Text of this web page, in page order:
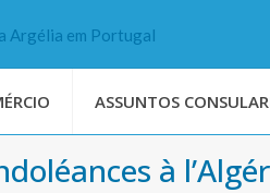
ASSUNTOS
à